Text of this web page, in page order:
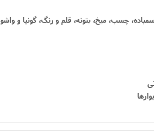
سمباده، چسب، میخ، بتونه، قلم و رنگ، گونیا و واشو